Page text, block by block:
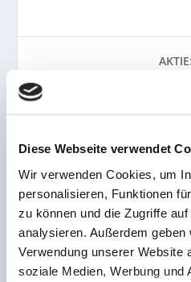
Diese Webseite verwendet
Wir verwenden Cookies, um
personalisieren, Funktionen
zu können und die Zugriffe
analysieren. Außerdem
Verwendung unserer Website
soziale Medien, Werbung und
AKTIE:
VORHERIGE
Sieg gegen Horchheim!
Illingen Vikings bleiben im
Meisterschaftskampf